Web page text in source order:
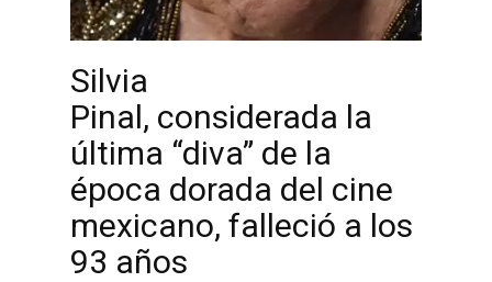
Silvia
Pinal, considerada la
última “diva” de la
época dorada del cine
mexicano, falleció a los
93 años